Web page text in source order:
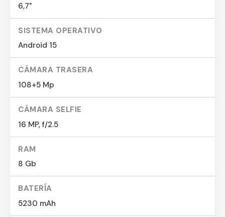
6,7"
SISTEMA OPERATIVO
Android 15
CÁMARA TRASERA
108+5 Mp
CÁMARA SELFIE
16 MP, f/2.5
RAM
8 Gb
BATERÍA
5230 mAh